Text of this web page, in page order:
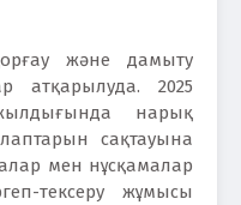
және дамыту
атқарылуда. 2025
нарық
сақтауына
мен нұсқамалар
тексеру жұмысы